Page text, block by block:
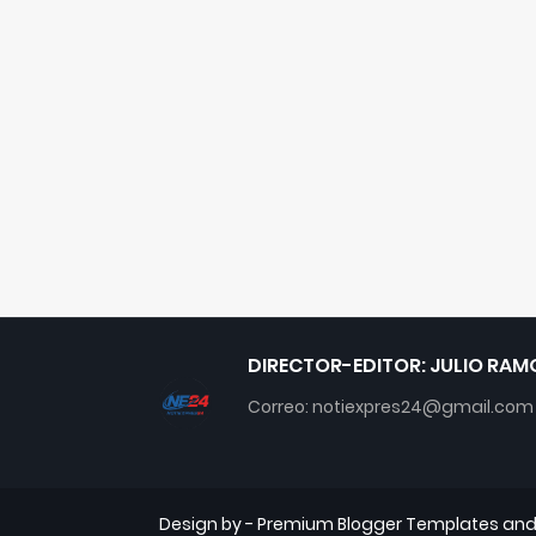
DIRECTOR-EDITOR: JULIO
Correo: notiexpres24@gmail.com
Design by - Premium Blogger Templates and